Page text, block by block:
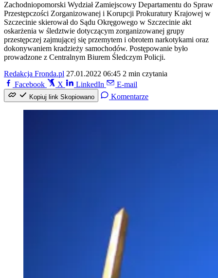
Zachodniopomorski Wydział Zamiejscowy Departamentu do Spraw
Przestępczości Zorganizowanej i Korupcji Prokuratury Krajowej w
Szczecinie skierował do Sądu Okręgowego w Szczecinie akt
oskarżenia w śledztwie dotyczącym zorganizowanej grupy
przestępczej zajmującej się przemytem i obrotem narkotykami oraz
dokonywaniem kradzieży samochodów. Postępowanie było
prowadzone z Centralnym Biurem Śledczym Policji.
Redakcja Fronda.pl 27.01.2022 06:45 2 min czytania
Facebook
X LinkedIn E-mail
Kopiuj link Skopiowano Komentarze